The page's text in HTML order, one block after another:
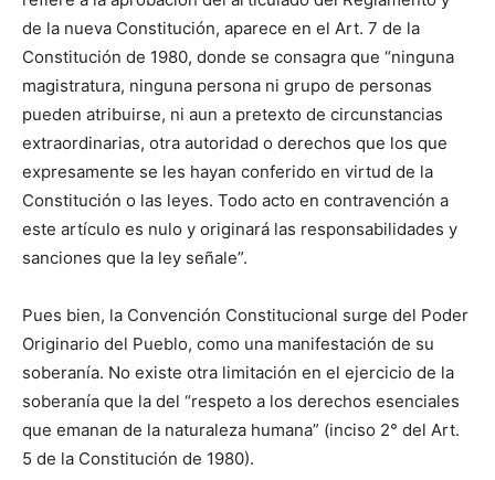
de la nueva Constitución, aparece en el Art. 7 de la
Constitución de 1980, donde se consagra que “ninguna
magistratura, ninguna persona ni grupo de personas
pueden atribuirse, ni aun a pretexto de circunstancias
extraordinarias, otra autoridad o derechos que los que
expresamente se les hayan conferido en virtud de la
Constitución o las leyes. Todo acto en contravención a
este artículo es nulo y originará las responsabilidades y
sanciones que la ley señale”.
Pues bien, la Convención Constitucional surge del Poder
Originario del Pueblo, como una manifestación de su
soberanía. No existe otra limitación en el ejercicio de la
soberanía que la del “respeto a los derechos esenciales
que emanan de la naturaleza humana” (inciso 2° del Art.
5 de la Constitución de 1980).